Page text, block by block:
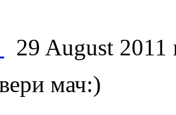
29 August 2011
мач:)